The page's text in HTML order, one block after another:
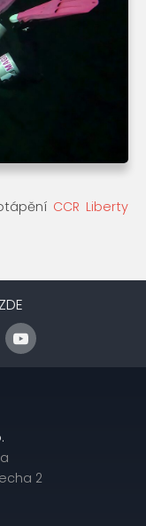
CCR Liberty
2